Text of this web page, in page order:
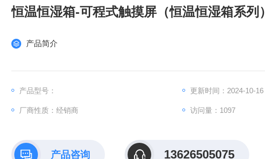
恒温恒湿箱-可程式触摸屏（恒温恒湿箱系列）
产品简介
产品型号： 更新时间：2024-10-16
厂商性质：经销商 访问量：1097
产品咨询 13626505075